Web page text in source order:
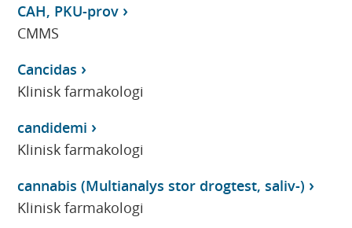
CAH, PKU-prov
CMMS
Cancidas
Klinisk farmakologi
candidemi
Klinisk farmakologi
cannabis (Multianalys stor drogtest, saliv-)
Klinisk farmakologi